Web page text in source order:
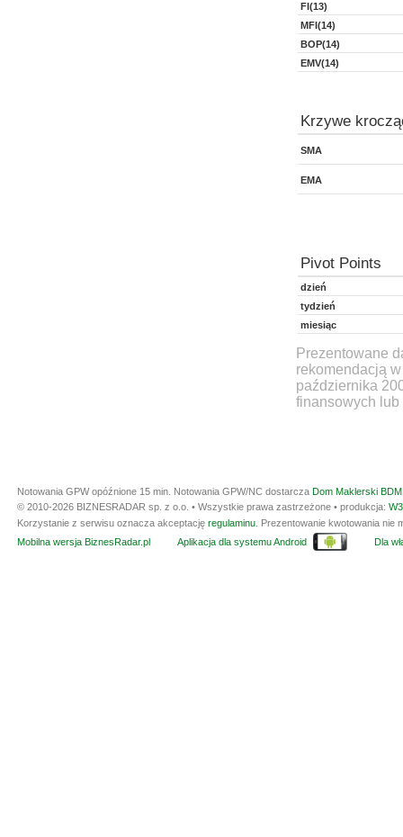
FI(13)
MFI(14)
BOP(14)
EMV(14)
Krzywe
SMA
EMA
Pivot Points
dzień
tydzień
miesiąc
Prezentowane
rekomendacją
października
finansowych lub
Notowania GPW opóźnione 15 min. Notowania GPW/NC dostarcza Dom Maklerski
© 2010-2026 BIZNESRADAR sp. z o.o. • Wszystkie prawa zastrzeżone • produkcja:
Korzystanie z serwisu oznacza akceptację regulaminu . Prezentowanie kwotowania
Mobilna wersja BiznesRadar.pl
Aplikacja dla systemu Android Dla